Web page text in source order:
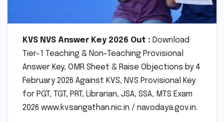
KVS NVS Answer Key 2026 Out : Download
Tier-1 Teaching & Non-Teaching Provisional
Answer Key, OMR Sheet & Raise Objections by 4
February 2026 Against KVS, NVS Provisional Key
for PGT, TGT, PRT, Librarian, JSA, SSA, MTS Exam
2026 www.kvsangathan.nic.in / navodaya.gov.in.